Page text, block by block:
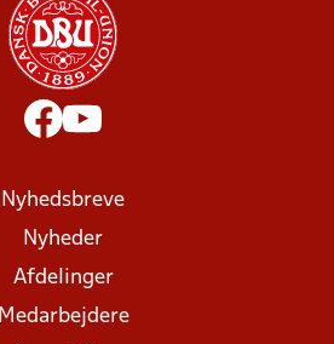
Nyhedsbreve
Nyheder
Afdelinger
Medarbejdere